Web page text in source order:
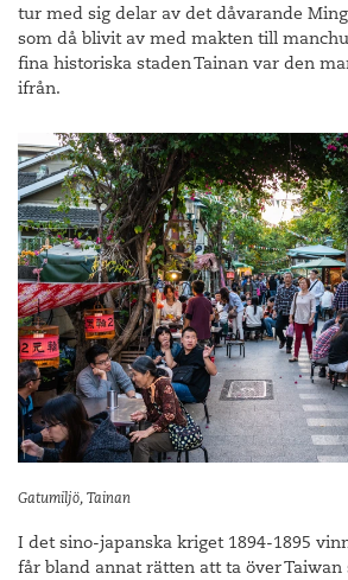
tur med sig delar av det dåvarande
som då blivit av med makten till
fina historiska staden Tainan var den
ifrån.
Gatumiljö, Tainan
I det sino-japanska kriget 1894-1895
får bland annat rätten att ta över